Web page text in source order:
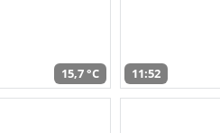
15,7 °C 11:52